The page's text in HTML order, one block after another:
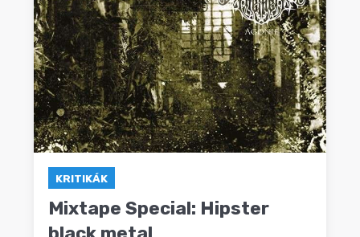
KRITIKÁK
Mixtape Special: Hipster